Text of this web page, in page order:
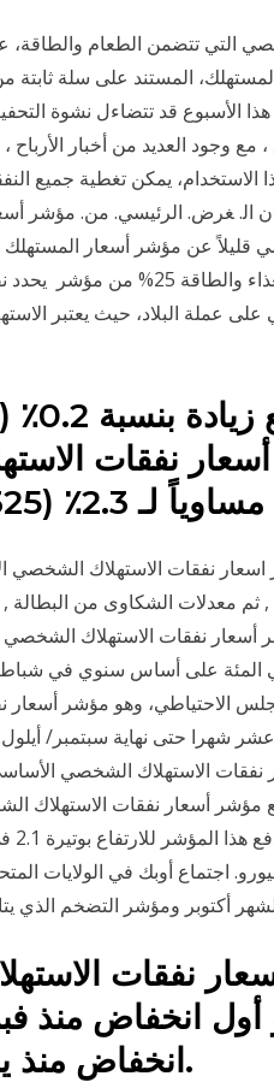
المستند على سلة ثابتة
هذا الأسبوع قد تتضاءل نشوة
مع وجود العديد من أخبار
اﻻﺳﺘﺨﺪام، ﻳﻤﻜﻦ ﺗﻐﻄﻴﺔ ﺟﻤﻴﻊ
آﺎن اﻟ. ﻐﺮض. اﻟﺮﺋﻴﺴﻲ. ﻣﻦ. ﻣﺆﺷﺮ
قليلاً عن مؤشر أسعار المستهلك
والتي يستهلكها الأفراد. يمثل
على عملة البلاد، حيث يعتبر
نفقات
اسعار نفقات الاستهلاك
ثم معدلات الشكاوى من البطالة
أسعار نفقات الاستهلاك
الاحتياطي، وهو مؤشر أسعار
الاثني عشر شهرا حتى نهاية
اجتماع أوبك في الولايات
أكتوبر ومؤشر التضخم الذي
انخفاض منذ يناير/كانون الثاني 2015.